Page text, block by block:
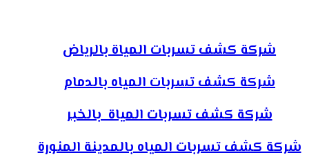
شركة كشف تسربات المياة بالرياض
شركة كشف تسربات المياه بالدمام
شركة كشف تسربات المياة بالخبر
شركة كشف تسربات المياه بالمدينة المنورة